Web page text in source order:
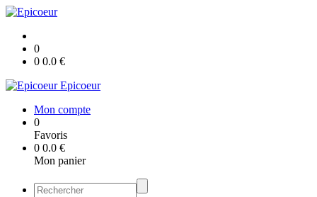
0
0 0.0 €
Epicoeur
Mon compte
0
Favoris
0 0.0 €
Mon panier